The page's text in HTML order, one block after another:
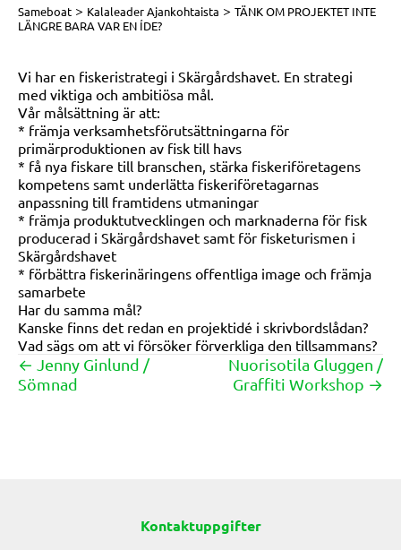
Sameboat > Kalaleader Ajankohtaista > TÄNK OM PROJEKTET INTE
LÄNGRE BARA VAR EN ÍDE?
Vi har en fiskeristrategi i Skärgårdshavet. En strategi
med viktiga och ambitiösa mål.
Vår målsättning är att:
* främja verksamhetsförutsättningarna för
primärproduktionen av fisk till havs
* få nya fiskare till branschen, stärka fiskeriföretagens
kompetens samt underlätta fiskeriföretagarnas
anpassning till framtidens utmaningar
* främja produktutvecklingen och marknaderna för fisk
producerad i Skärgårdshavet samt för fisketurismen i
Skärgårdshavet
* förbättra fiskerinäringens offentliga image och främja
samarbete
Har du samma mål?
Kanske finns det redan en projektidé i skrivbordslådan?
Vad sägs om att vi försöker förverkliga den tillsammans?
Posts
navigation
← Jenny Ginlund /
Sömnad
Nuorisotila Gluggen /
Graffiti Workshop →
Kontaktuppgifter